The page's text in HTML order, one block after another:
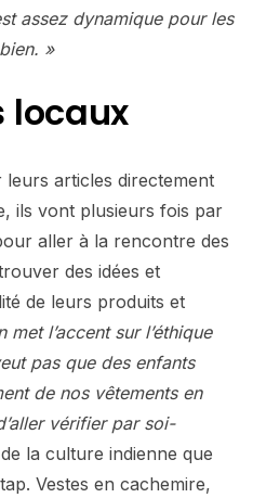
assez dynamique pour les
»
locaux
articles directement
ils vont plusieurs fois par
aller à la rencontre des
des idées et
de leurs produits et
met l’accent sur l’éthique
pas que des enfants
de nos vêtements en
vérifier par soi-
la culture indienne que
Vestes en cachemire,